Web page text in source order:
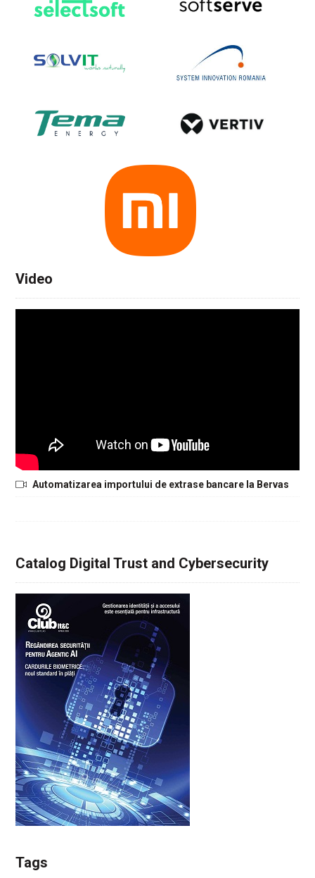
Video
Automatizarea importului de extrase bancare la Bervas
Catalog Digital Trust and Cybersecurity
Tags